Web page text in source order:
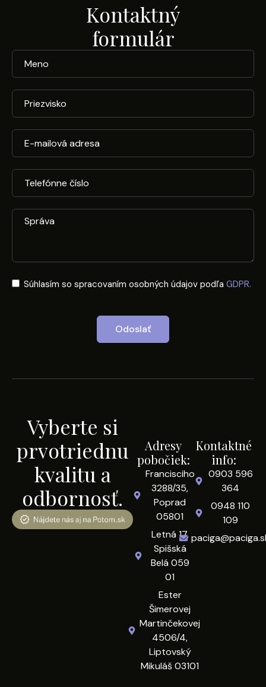
Kontaktný
formulár
Súhlasím so spracovaním osobných údajov podľa GDPR.
Odoslať
Vyberte si
prvotriednu
kvalitu a
odbornosť.
Adresy
pobočiek:
Francisciho
3288/35,
Poprad
05801
Letná 17,
Spišská
Belá 059
01
Ester
Šimerovej
Martinčekovej
4506/4,
Liptovský
Mikuláš 03101
Kontaktné
info:
0903 596
364
0948 110
109